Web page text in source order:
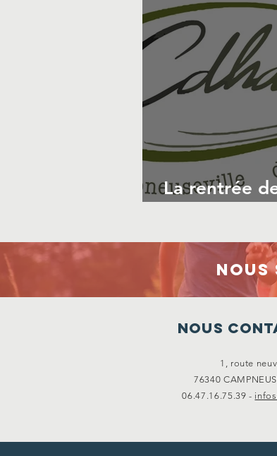
La rentrée
Nous
1, route
76340
06.47.16.75.39 -